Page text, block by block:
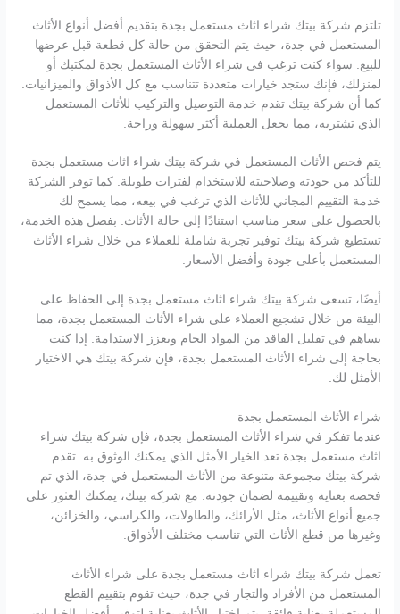
تلتزم شركة بيتك شراء اثاث مستعمل بجدة بتقديم أفضل أنواع الأثاث
المستعمل في جدة، حيث يتم التحقق من حالة كل قطعة قبل عرضها
للبيع. سواء كنت ترغب في شراء الأثاث المستعمل بجدة لمكتبك أو
لمنزلك، فإنك ستجد خيارات متعددة تتناسب مع كل الأذواق والميزانيات.
كما أن شركة بيتك تقدم خدمة التوصيل والتركيب للأثاث المستعمل
الذي تشتريه، مما يجعل العملية أكثر سهولة وراحة.
يتم فحص الأثاث المستعمل في شركة بيتك شراء اثاث مستعمل بجدة
للتأكد من جودته وصلاحيته للاستخدام لفترات طويلة. كما توفر الشركة
خدمة التقييم المجاني للأثاث الذي ترغب في بيعه، مما يسمح لك
بالحصول على سعر مناسب استنادًا إلى حالة الأثاث. بفضل هذه الخدمة،
تستطيع شركة بيتك توفير تجربة شاملة للعملاء من خلال شراء الأثاث
المستعمل بأعلى جودة وأفضل الأسعار.
أيضًا، تسعى شركة بيتك شراء اثاث مستعمل بجدة إلى الحفاظ على
البيئة من خلال تشجيع العملاء على شراء الأثاث المستعمل بجدة، مما
يساهم في تقليل الفاقد من المواد الخام ويعزز الاستدامة. إذا كنت
بحاجة إلى شراء الأثاث المستعمل بجدة، فإن شركة بيتك هي الاختيار
الأمثل لك.
شراء الأثاث المستعمل بجدة
عندما تفكر في شراء الأثاث المستعمل بجدة، فإن شركة بيتك شراء
اثاث مستعمل بجدة تعد الخيار الأمثل الذي يمكنك الوثوق به. تقدم
شركة بيتك مجموعة متنوعة من الأثاث المستعمل في جدة، الذي تم
فحصه بعناية وتقييمه لضمان جودته. مع شركة بيتك، يمكنك العثور على
جميع أنواع الأثاث، مثل الأرائك، والطاولات، والكراسي، والخزائن،
وغيرها من قطع الأثاث التي تناسب مختلف الأذواق.
تعمل شركة بيتك شراء اثاث مستعمل بجدة على شراء الأثاث
المستعمل من الأفراد والتجار في جدة، حيث تقوم بتقييم القطع